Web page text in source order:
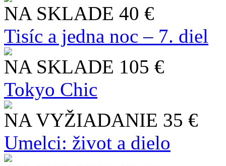
NA SKLADE 40 €
Tisíc a jedna noc – 7. diel
NA SKLADE 105 €
Tokyo Chic
NA VYŽIADANIE 35 €
Umelci: život a dielo